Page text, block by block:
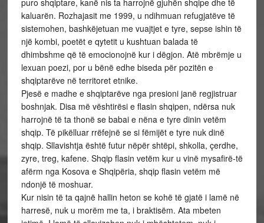
puro shqiptare, kanë nis ta harrojnë gjuhën shqipe dhe të
kaluarën. Rozhajasit me 1999, u ndihmuan refugjatëve të
sistemohen, bashkëjetuan me vuajtjet e tyre, sepse ishin të
një kombi, poetët e qytetit u kushtuan balada të
dhimbshme që të emocionojnë kur i dëgjon. Atë mbrëmje u
lexuan poezi, por u bënë edhe biseda për pozitën e
shqiptarëve në territoret etnike.
Pjesë e madhe e shqiptarëve nga presioni janë regjistruar
boshnjak. Disa më vështirësi e flasin shqipen, ndërsa nuk
harrojnë të ta thonë se babai e nëna e tyre dinin vetëm
shqip. Të pikëlluar rrëfejnë se si fëmijët e tyre nuk dinë
shqip. Sllavishtja është futur nëpër shtëpi, shkolla, çerdhe,
zyre, treg, kafene. Shqip flasin vetëm kur u vinë mysafirë-të
afërm nga Kosova e Shqipëria, shqip flasin vetëm më
ndonjë të moshuar.
Kur nisin të ta qajnë hallin heton se kohë të gjatë i lamë në
harresë, nuk u morëm me ta, i braktisëm. Ata mbeten